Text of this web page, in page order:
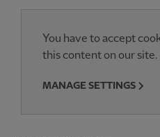
You have to accept
this content on our site.
MANAGE SETTINGS